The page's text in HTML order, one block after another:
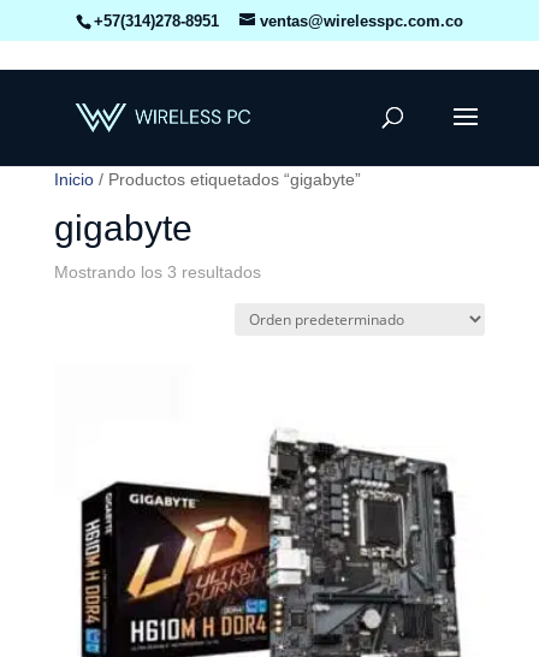
+57(314)278-8951 ventas@wirelesspc.com.co
Inicio/ Productos etiquetados “gigabyte”
gigabyte
Mostrando los 3 resultados